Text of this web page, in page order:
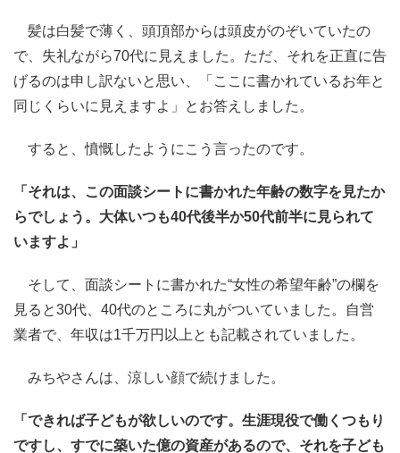
髪は白髪で薄く、頭頂部からは頭皮がのぞいていたの
で、失礼ながら70代に見えました。ただ、それを正直に告
げるのは申し訳ないと思い、「ここに書かれているお年と
同じくらいに見えますよ」とお答えしました。
すると、憤慨したようにこう言ったのです。
「それは、この面談シートに書かれた年齢の数字を見たか
らでしょう。大体いつも40代後半か50代前半に見られて
いますよ」
そして、面談シートに書かれた“女性の希望年齢”の欄を
見ると30代、40代のところに丸がついていました。自営
業者で、年収は1千万円以上とも記載されていました。
みちやさんは、涼しい顔で続けました。
「できれば子どもが欲しいのです。生涯現役で働くつもり
ですし、すでに築いた億の資産があるので、それを子ども